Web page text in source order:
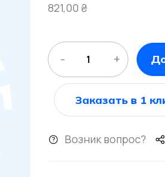
821,00 ₴
- +
Заказать в 1
Возник вопрос?